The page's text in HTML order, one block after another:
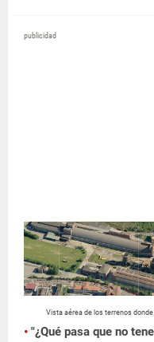
publicidad
Vista aérea de los terrenos
• "¿Qué pasa que no